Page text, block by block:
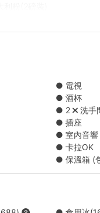
飯 (2磅裝)
(2磅裝)
(15件)
會有更改，實際可供應之
而異
BBQ Menu A (
BBQ Menu B (
BBQ Menu A (
● 電視
● 酒杯
● 2
洗手
● 插座
● 室內音
● 卡拉OK
● 保溫箱 (